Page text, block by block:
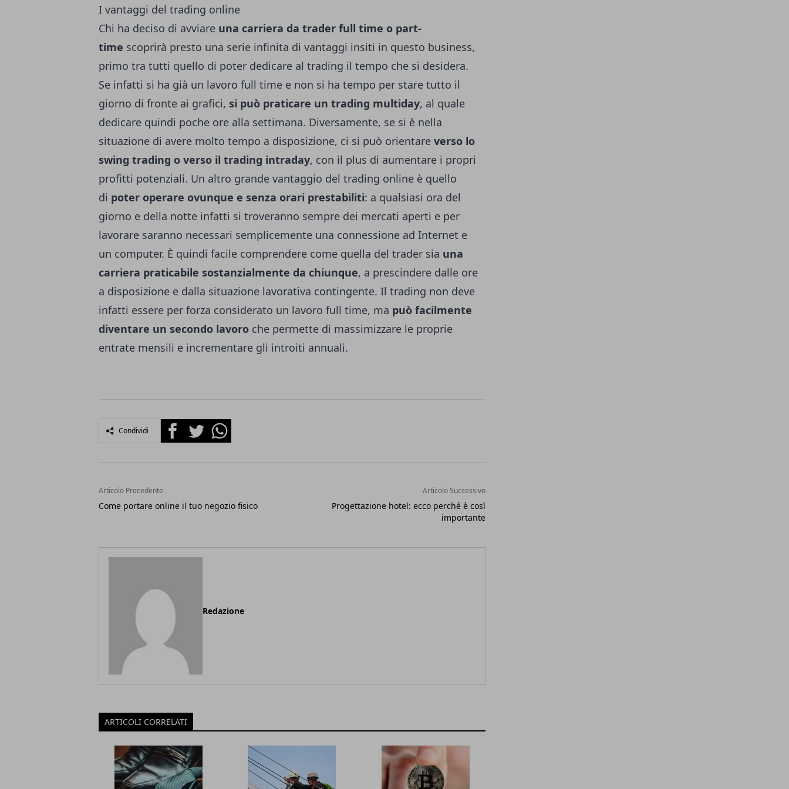
I vantaggi del trading online
Chi ha deciso di avviare una carriera da trader full time o part-
time scoprirà presto una serie infinita di vantaggi insiti in questo business,
primo tra tutti quello di poter dedicare al trading il tempo che si desidera.
Se infatti si ha già un lavoro full time e non si ha tempo per stare tutto il
giorno di fronte ai grafici, si può praticare un trading multiday, al quale
dedicare quindi poche ore alla settimana. Diversamente, se si è nella
situazione di avere molto tempo a disposizione, ci si può orientare verso lo
swing trading o verso il trading intraday, con il plus di aumentare i propri
profitti potenziali. Un altro grande vantaggio del trading online è quello
di poter operare ovunque e senza orari prestabiliti: a qualsiasi ora del
giorno e della notte infatti si troveranno sempre dei mercati aperti e per
lavorare saranno necessari semplicemente una connessione ad Internet e
un computer. È quindi facile comprendere come quella del trader sia una
carriera praticabile sostanzialmente da chiunque, a prescindere dalle ore
a disposizione e dalla situazione lavorativa contingente. Il trading non deve
infatti essere per forza considerato un lavoro full time, ma può facilmente
diventare un secondo lavoro che permette di massimizzare le proprie
entrate mensili e incrementare gli introiti annuali.
Condividi FacebookTwitterWhatsapp
Articolo Precedente
Come portare online il tuo negozio fisico
Articolo Successivo
Progettazione hotel: ecco perché è così
importante
Redazione
ARTICOLI CORRELATI